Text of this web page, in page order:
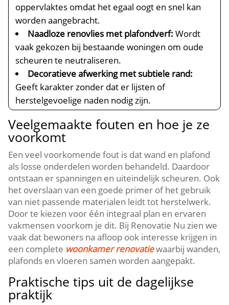
oppervlaktes omdat het egaal oogt en snel kan
worden aangebracht.​
Naadloze renovlies met plafondverf: Wordt
vaak gekozen bij bestaande woningen om oude
scheuren te neutraliseren.​
Decoratieve afwerking met subtiele rand:
Geeft karakter zonder dat er lijsten of
herstelgevoelige naden nodig zijn.​
Veelgemaakte fouten en hoe je ze
voorkomt
Een veel voorkomende fout is dat wand en plafond
als losse onderdelen worden behandeld.​ Daardoor
ontstaan er spanningen en uiteindelijk scheuren.​ Ook
het overslaan van een goede primer of het gebruik
van niet passende materialen leidt tot herstelwerk.​
Door te kiezen voor één integraal plan en ervaren
vakmensen voorkom je dit.​ Bij Renovatie Nu zien we
vaak dat bewoners na afloop ook interesse krijgen in
een complete woonkamer renovatiewaarbij wanden,
plafonds en vloeren samen worden aangepakt.​
Praktische tips uit de dagelijkse
praktijk